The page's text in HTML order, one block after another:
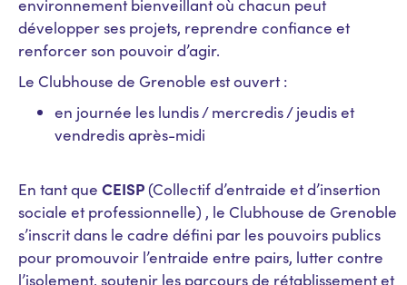
environnement bienveillant où chacun peut
développer ses projets, reprendre confiance et
renforcer son pouvoir d’agir.
Le Clubhouse de Grenoble est ouvert :
en journée les lundis / mercredis / jeudis et
vendredis après-midi
En tant que CEISP(Collectif d’entraide et d’insertion
sociale et professionnelle) , le Clubhouse de Grenoble
s’inscrit dans le cadre défini par les pouvoirs publics
pour promouvoir l’entraide entre pairs, lutter contre
l’isolement, soutenir les parcours de rétablissement et